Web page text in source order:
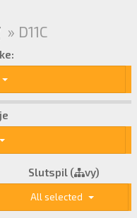
» D11C
Slutspil ( vy)
All selected